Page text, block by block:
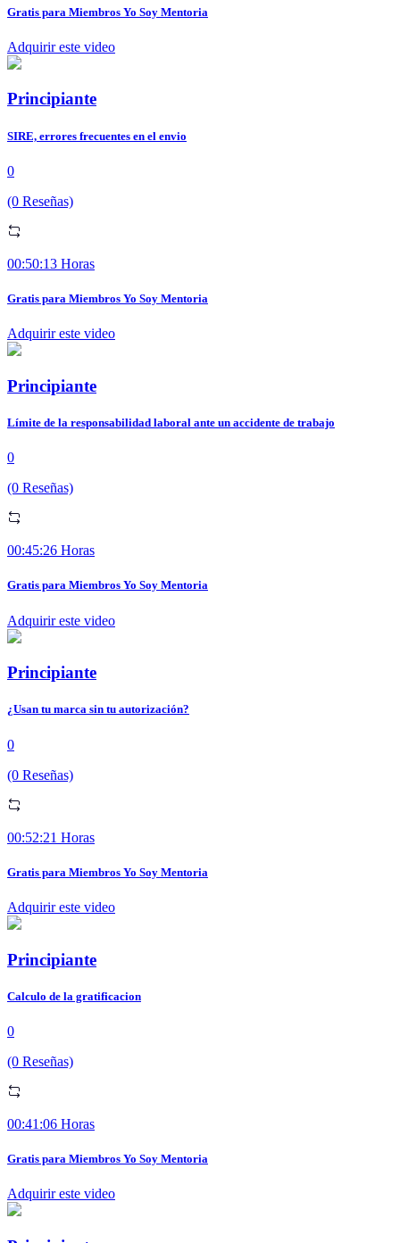
Gratis para Miembros Yo Soy Mentoria
Adquirir este video
Principiante
SIRE, errores frecuentes en el envio
0
(0 Reseñas)
00:50:13 Horas
Gratis para Miembros Yo Soy Mentoria
Adquirir este video
Principiante
Límite de la responsabilidad laboral ante un accidente de trabajo
0
(0 Reseñas)
00:45:26 Horas
Gratis para Miembros Yo Soy Mentoria
Adquirir este video
Principiante
¿Usan tu marca sin tu autorización?
0
(0 Reseñas)
00:52:21 Horas
Gratis para Miembros Yo Soy Mentoria
Adquirir este video
Principiante
Calculo de la gratificacion
0
(0 Reseñas)
00:41:06 Horas
Gratis para Miembros Yo Soy Mentoria
Adquirir este video